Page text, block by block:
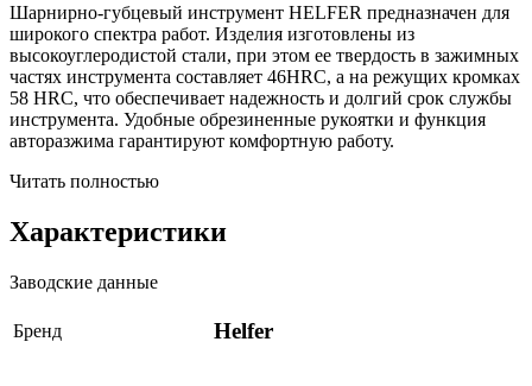
Шарнирно-губцевый инструмент HELFER предназначен для
широкого спектра работ. Изделия изготовлены из
высокоуглеродистой стали, при этом ее твердость в зажимных
частях инструмента составляет 46HRC, а на режущих кромках
58 HRC, что обеспечивает надежность и долгий срок службы
инструмента. Удобные обрезиненные рукоятки и функция
авторазжима гарантируют комфортную работу.
Читать полностью
Характеристики
Заводские данные
Бренд Helfer